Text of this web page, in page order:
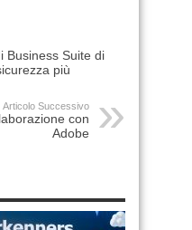
Business Suite di
più
Articolo Successivo
con
Adobe